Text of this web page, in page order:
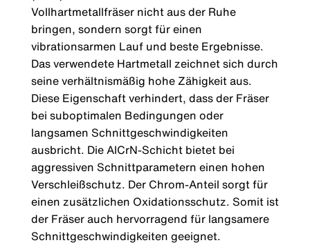
Vollhartmetallfräser nicht aus der Ruhe
bringen, sondern sorgt für einen
vibrationsarmen Lauf und beste Ergebnisse.
Das verwendete Hartmetall zeichnet sich durch
seine verhältnismäßig hohe Zähigkeit aus.
Diese Eigenschaft verhindert, dass der Fräser
bei suboptimalen Bedingungen oder
langsamen Schnittgeschwindigkeiten
ausbricht. Die AlCrN-Schicht bietet bei
aggressiven Schnittparametern einen hohen
Verschleißschutz. Der Chrom-Anteil sorgt für
einen zusätzlichen Oxidationsschutz. Somit ist
der Fräser auch hervorragend für langsamere
Schnittgeschwindigkeiten geeignet.